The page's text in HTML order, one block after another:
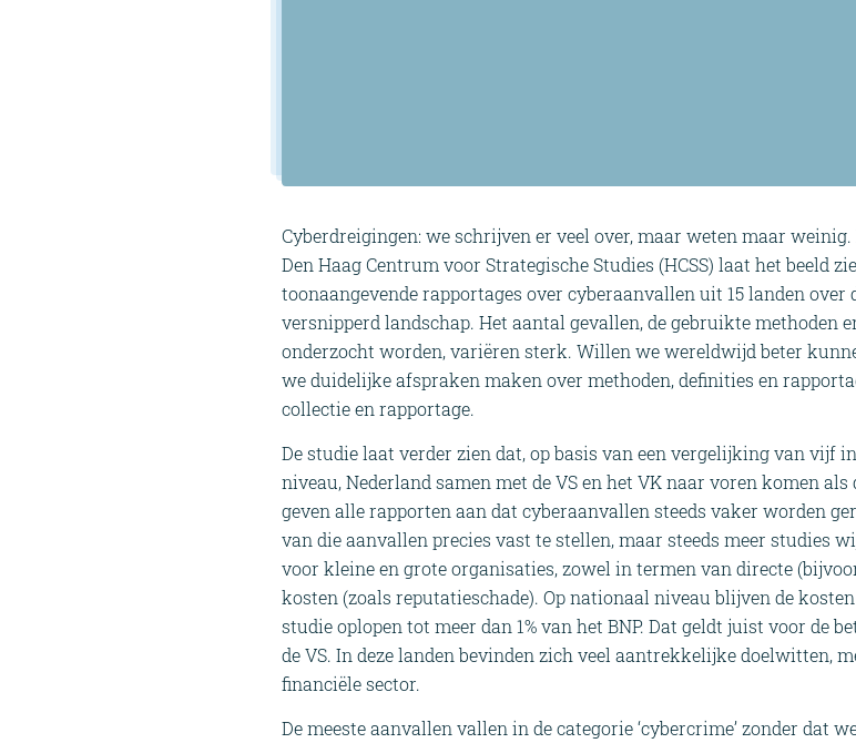
Cyberdreigingen: we schrijven er veel over, maar weten maar
Den Haag Centrum voor Strategische Studies (HCSS) laat het beeld
toonaangevende rapportages over cyberaanvallen uit 15 landen over
versnipperd landschap. Het aantal gevallen, de gebruikte methoden
onderzocht worden, variëren sterk. Willen we wereldwijd beter
we duidelijke afspraken maken over methoden, definities en
collectie en rapportage.
De studie laat verder zien dat, op basis van een vergelijking van vijf
niveau, Nederland samen met de VS en het VK naar voren komen
geven alle rapporten aan dat cyberaanvallen steeds vaker worden
van die aanvallen precies vast te stellen, maar steeds meer studies
voor kleine en grote organisaties, zowel in termen van directe
kosten (zoals reputatieschade). Op nationaal niveau blijven de
studie oplopen tot meer dan 1% van het BNP. Dat geldt juist voor de
de VS. In deze landen bevinden zich veel aantrekkelijke doelwitten,
financiële sector.
De meeste aanvallen vallen in de categorie ‘cybercrime’ zonder dat